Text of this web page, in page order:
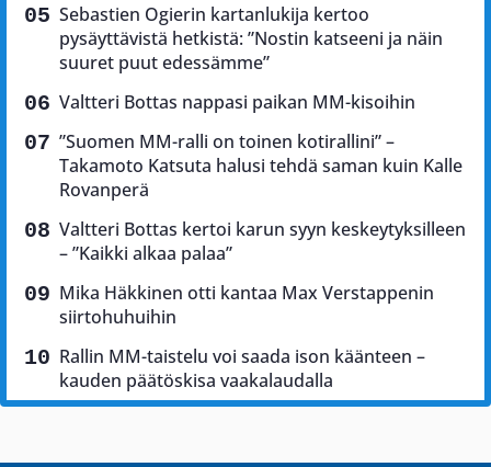
Sebastien Ogierin kartanlukija kertoo
pysäyttävistä hetkistä: ”Nostin katseeni ja näin
suuret puut edessämme”
Valtteri Bottas nappasi paikan MM-kisoihin
”Suomen MM-ralli on toinen kotirallini” –
Takamoto Katsuta halusi tehdä saman kuin Kalle
Rovanperä
Valtteri Bottas kertoi karun syyn keskeytyksilleen
– ”Kaikki alkaa palaa”
Mika Häkkinen otti kantaa Max Verstappenin
siirtohuhuihin
Rallin MM-taistelu voi saada ison käänteen –
kauden päätöskisa vaakalaudalla